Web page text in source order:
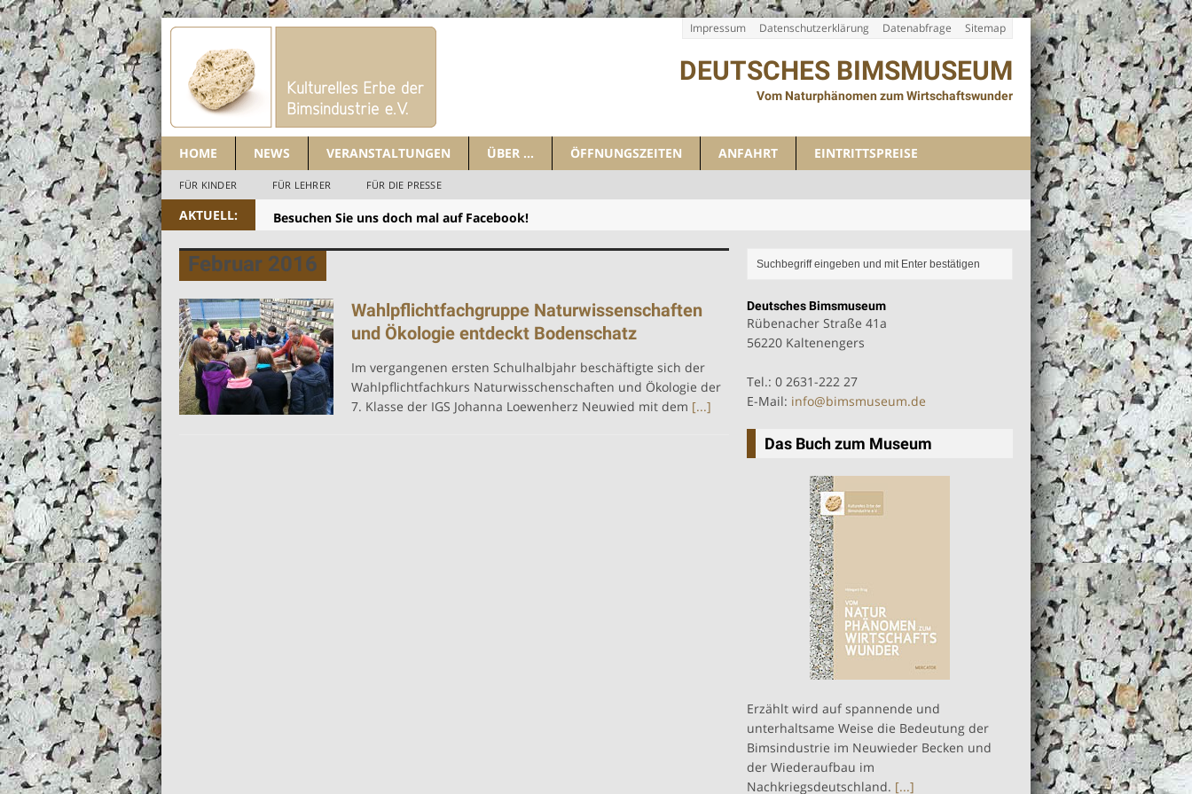
Impressum Datenschutzerklärung Datenabfrage Sitemap
DEUTSCHES BIMSMUSEUM
Vom Naturphänomen zum Wirtschaftswunder
HOME NEWS VERANSTALTUNGEN ÜBER … ÖFFNUNGSZEITEN ANFAHRT EINTRITTSPREISE
FÜR KINDER FÜR LEHRER FÜR DIE PRESSE
AKTUELL:
Besuchen Sie uns doch mal auf Facebook!
Individuelle Führungen
Buch “Vom Naturphänomen zum Wirtschaftswunder” jetzt zum Sonderpreis
Februar 2016
Wahlpflichtfachgruppe Naturwissenschaften
und Ökologie entdeckt Bodenschatz
Im vergangenen ersten Schulhalbjahr beschäftigte sich der
Wahlpflichtfachkurs Naturwisschenschaften und Ökologie der
7. Klasse der IGS Johanna Loewenherz Neuwied mit dem [...]
Deutsches Bimsmuseum
Rübenacher Straße 41a
56220 Kaltenengers
Tel.: 0 2631-222 27
E-Mail: info@bimsmuseum.de
Das Buch zum Museum
Erzählt wird auf spannende und
unterhaltsame Weise die Bedeutung der
Bimsindustrie im Neuwieder Becken und
der Wiederaufbau im
Nachkriegsdeutschland. [...]